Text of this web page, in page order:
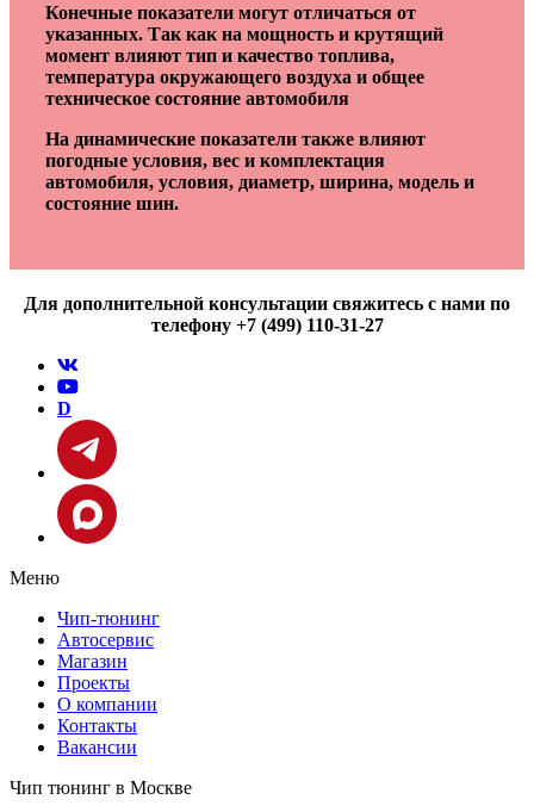
Конечные показатели могут отличаться от
указанных. Так как на мощность и крутящий
момент влияют тип и качество топлива,
температура окружающего воздуха и общее
техническое состояние автомобиля
На динамические показатели также влияют
погодные условия, вес и комплектация
автомобиля, условия, диаметр, ширина, модель и
состояние шин.
Для дополнительной консультации свяжитесь с нами по
телефону +7 (499) 110-31-27
D
Меню
Чип-тюнинг
Автосервис
Магазин
Проекты
О компании
Контакты
Вакансии
Чип тюнинг в Москве